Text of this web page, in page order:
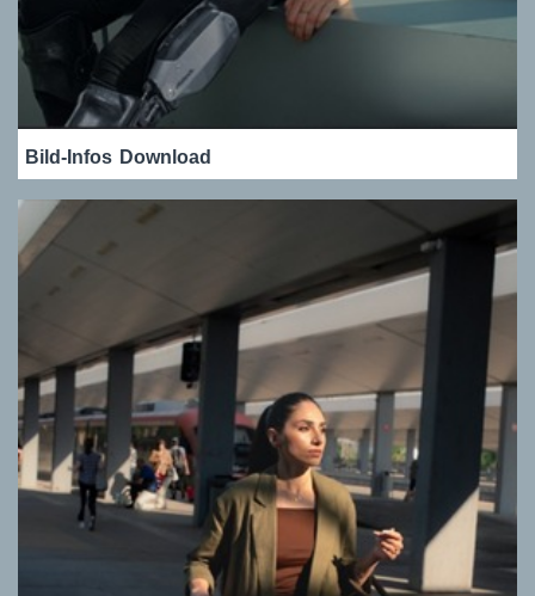
Bild-Infos Download